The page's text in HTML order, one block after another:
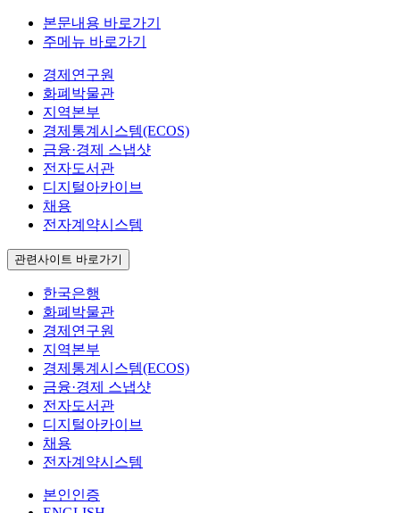
본문내용 바로가기
주메뉴 바로가기
경제연구원
화폐박물관
지역본부
경제통계시스템(ECOS)
금융·경제 스냅샷
전자도서관
디지털아카이브
채용
전자계약시스템
관련사이트 바로가기
한국은행
화폐박물관
경제연구원
지역본부
경제통계시스템(ECOS)
금융·경제 스냅샷
전자도서관
디지털아카이브
채용
전자계약시스템
본인인증